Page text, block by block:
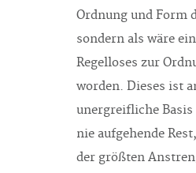
Ordnung und Form
sondern als wäre
Regelloses zur
worden. Dieses ist
unergreifliche Basis
nie aufgehende
der größten